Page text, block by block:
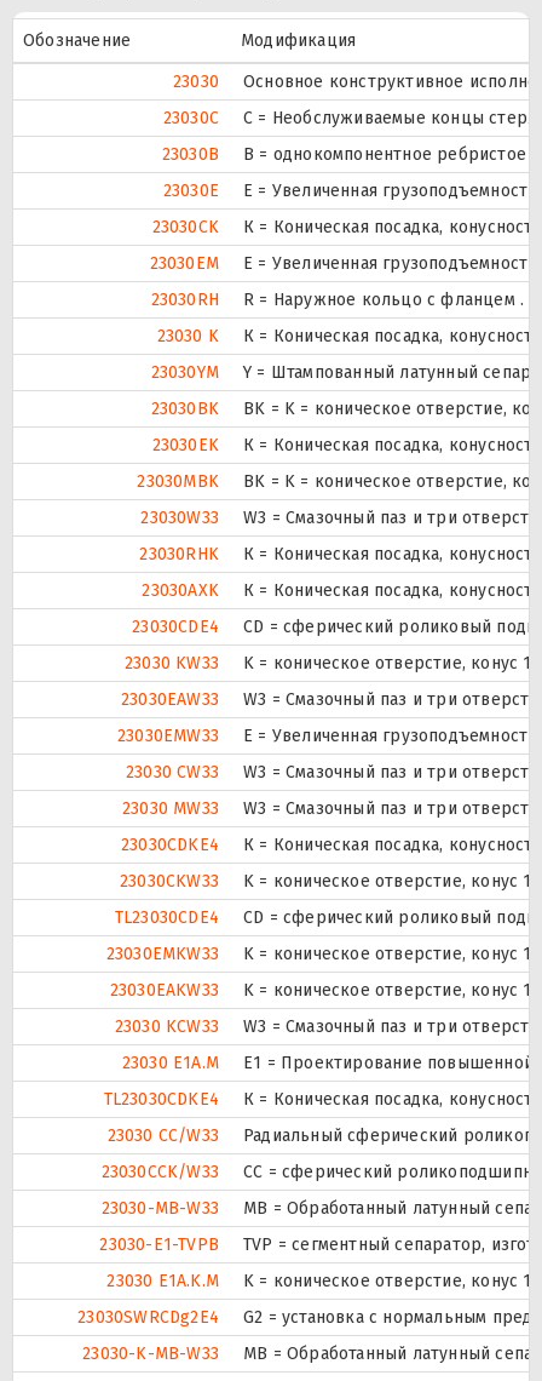
Обозначение
Модификация
23030
Основное конструктивное
23030C
С = Необслуживаемые концы
23030B
B = однокомпонентное ребристое
23030E
Е = Увеличенная грузоподъемность.
23030CK
К = Коническая посадка,
23030EM
E = Увеличенная
23030RH
R = Наружное кольцо с фланцем .
23030 K
К = Коническая посадка,
23030YM
Y = Штампованный латунный
23030BK
BK = K = коническое отверстие,
23030EK
К = Коническая посадка,
23030MBK
BK = K = коническое отверстие,
23030W33
W3 = Смазочный паз и три
23030RHK
К = Коническая посадка,
23030AXK
К = Коническая посадка,
23030CDE4
CD = сферический роликовый
23030 KW33
K = коническое отверстие, конус
23030EAW33
W3 = Смазочный паз и три
23030EMW33
E = Увеличенная
23030 CW33
W3 = Смазочный паз и три
23030 MW33
W3 = Смазочный паз и три
23030CDKE4
К = Коническая посадка,
23030CKW33
K = коническое отверстие, конус
TL23030CDE4
CD = сферический роликовый
23030EMKW33
K = коническое отверстие, конус
23030EAKW33
K = коническое отверстие, конус
23030 KCW33
W3 = Смазочный паз и три
23030 E1A.M
E1 = Проектирование повышенной
TL23030CDKE4
К = Коническая посадка,
23030 CC/W33
Радиальный сферический
23030CCK/W33
CC = сферический
23030-MB-W33
MB = Обработанный латунный
23030-E1-TVPB
TVP = сегментный сепаратор,
23030 E1A.K.M
K = коническое отверстие, конус
23030SWRCDg2E4
G2 = установка с нормальным
23030-K-MB-W33
MB = Обработанный латунный